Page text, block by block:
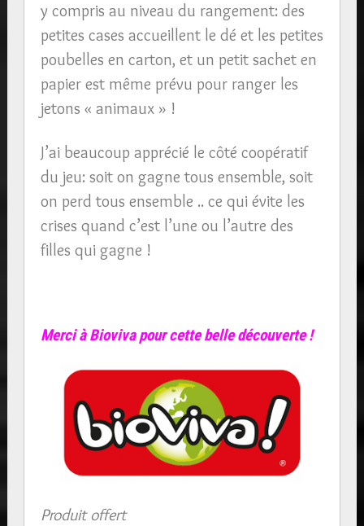
y compris au niveau du rangement: des
petites cases accueillent le dé et les petites
poubelles en carton, et un petit sachet en
papier est même prévu pour ranger les
jetons « animaux » !
J’ai beaucoup apprécié le côté coopératif
du jeu: soit on gagne tous ensemble, soit
on perd tous ensemble .. ce qui évite les
crises quand c’est l’une ou l’autre des
filles qui gagne !
Merci àBiovivapour cette belle découverte !
Produit offert